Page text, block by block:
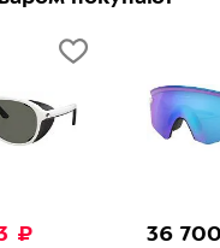
₽
36